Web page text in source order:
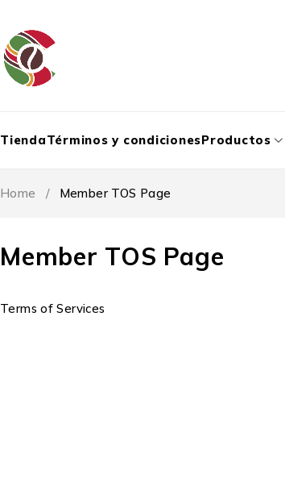
TiendaTérminos y condicionesProductos
Member TOS Page
Home / Member TOS Page
Terms of Services